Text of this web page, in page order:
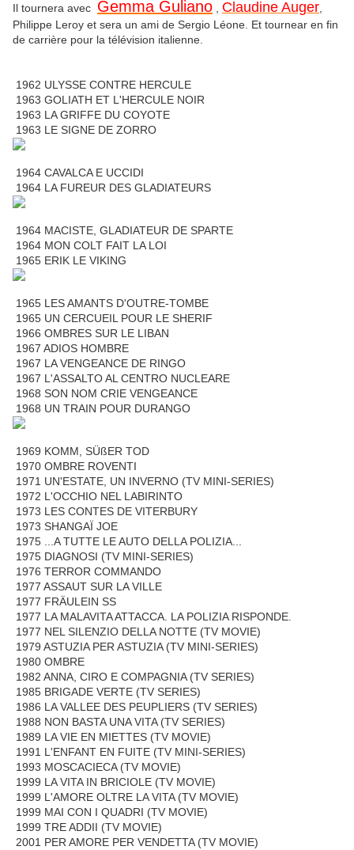
Il tournera avec Gemma Guliano Claudine Auger
Philippe Leroy et sera un ami de Sergio Léone. Et tournear en fin
de carrière pour la télévision italienne.
1962 ULYSSE CONTRE HERCULE
1963 GOLIATH ET L'HERCULE NOIR
1963 LA GRIFFE DU COYOTE
1963 LE SIGNE DE ZORRO
1964 CAVALCA E UCCIDI
1964 LA FUREUR DES GLADIATEURS
1964 MACISTE, GLADIATEUR DE SPARTE
1964 MON COLT FAIT LA LOI
1965 ERIK LE VIKING
1965 LES AMANTS D'OUTRE-TOMBE
1965 UN CERCUEIL POUR LE SHERIF
1966 OMBRES SUR LE LIBAN
1967 ADIOS HOMBRE
1967 LA VENGEANCE DE RINGO
1967 L'ASSALTO AL CENTRO NUCLEARE
1968 SON NOM CRIE VENGEANCE
1968 UN TRAIN POUR DURANGO
1969 KOMM, SÜßER TOD
1970 OMBRE ROVENTI
1971 UN'ESTATE, UN INVERNO (TV MINI-SERIES)
1972 L'OCCHIO NEL LABIRINTO
1973 LES CONTES DE VITERBURY
1973 SHANGAÏ JOE
1975 ...A TUTTE LE AUTO DELLA POLIZIA...
1975 DIAGNOSI (TV MINI-SERIES)
1976 TERROR COMMANDO
1977 ASSAUT SUR LA VILLE
1977 FRÄULEIN SS
1977 LA MALAVITA ATTACCA. LA POLIZIA RISPONDE.
1977 NEL SILENZIO DELLA NOTTE (TV MOVIE)
1979 ASTUZIA PER ASTUZIA (TV MINI-SERIES)
1980 OMBRE
1982 ANNA, CIRO E COMPAGNIA (TV SERIES)
1985 BRIGADE VERTE (TV SERIES)
1986 LA VALLEE DES PEUPLIERS (TV SERIES)
1988 NON BASTA UNA VITA (TV SERIES)
1989 LA VIE EN MIETTES (TV MOVIE)
1991 L'ENFANT EN FUITE (TV MINI-SERIES)
1993 MOSCACIECA (TV MOVIE)
1999 LA VITA IN BRICIOLE (TV MOVIE)
1999 L'AMORE OLTRE LA VITA (TV MOVIE)
1999 MAI CON I QUADRI (TV MOVIE)
1999 TRE ADDII (TV MOVIE)
2001 PER AMORE PER VENDETTA (TV MOVIE)